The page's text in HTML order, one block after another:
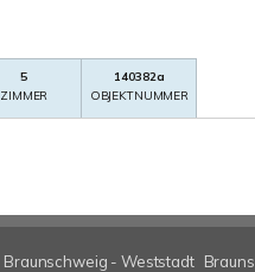
5
ZIMMER
140382a
OBJEKTNUMMER
Braunschweig - Weststadt